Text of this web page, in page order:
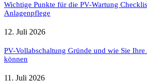
Wichtige Punkte für die PV-Wartung
Anlagenpflege
12. Juli 2026
PV-Vollabschaltung Gründe und wie Sie
können
11. Juli 2026